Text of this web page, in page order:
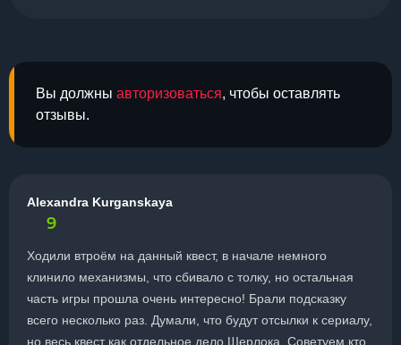
Вы должны авторизоваться, чтобы оставлять
отзывы.
Alexandra Kurganskaya
9
Ходили втроём на данный квест, в начале немного
клинило механизмы, что сбивало с толку, но остальная
часть игры прошла очень интересно! Брали подсказку
всего несколько раз. Думали, что будут отсылки к сериалу,
но весь квест как отдельное дело Шерлока. Советуем кто